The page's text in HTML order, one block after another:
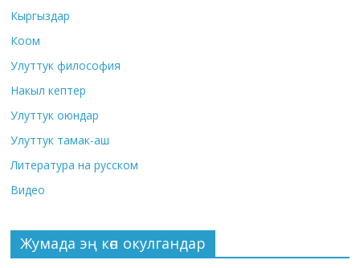
Кыргыздар
Коом
Улуттук философия
Накыл кептер
Улуттук оюндар
Улуттук тамак-аш
Литература на русском
Видео
Жумада эң көп окулгандар